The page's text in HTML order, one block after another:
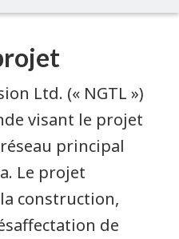
Ltd. (« NGTL »)
visant le projet
principal
Le projet
construction,
de